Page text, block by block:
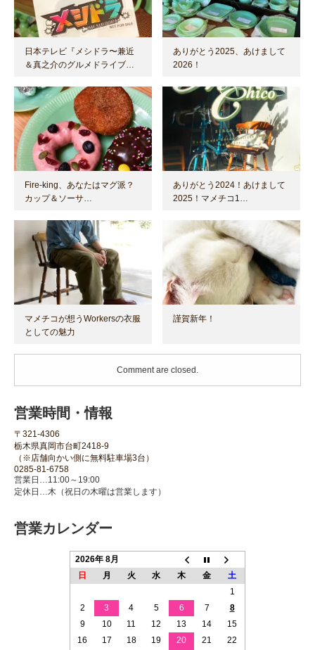
日本テレビ『メシドラ〜兼近
＆真之介のグルメドライブ…
ありがとう2025、あけまして
2026！
Fire-king、あなたはマグ派？
カップ＆ソーサ…
ありがとう2024！あけまして
2025！マメチコ1…
マメチコが想うWorkersの衣服
としての魅力
謹賀新年！
Comment are closed.
営業時間・情報
〒321-4306
栃木県真岡市台町2418-9
（※店舗向かい側に無料駐車場3台）
0285-81-6758
営業日…11:00～19:00
定休日…木（祝日の木曜は営業します）
営業カレンダー
2026年 8月
日
月 火 水 木 金
土
1
2
3 4 5 6 7
8
9
10 11 12 13 14
15
16
17 18 19 20 21
22